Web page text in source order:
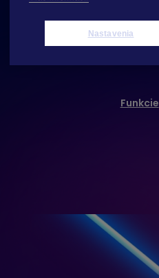
Funkcie
Nastavenia